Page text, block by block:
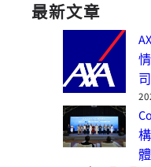
最新文章